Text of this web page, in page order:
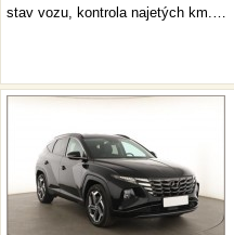
stav vozu, kontrola najetých km.…